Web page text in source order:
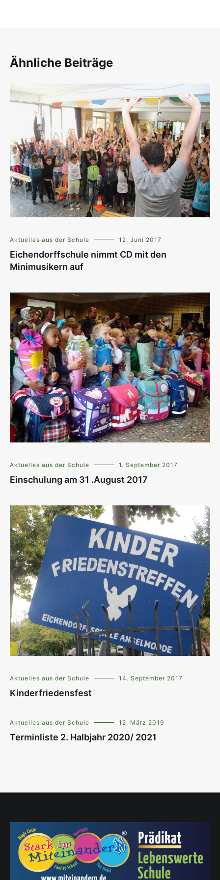
Ähnliche Beiträge
Aktuelles aus der Schule 12. Juni 2017
Eichendorffschule nimmt CD mit den
Minimusikern auf
Aktuelles aus der Schule 1. September 2017
Einschulung am 31 .August 2017
Aktuelles aus der Schule 14. September 2017
Kinderfriedensfest
Aktuelles aus der Schule 12. März 2019
Terminliste 2. Halbjahr 2020/ 2021